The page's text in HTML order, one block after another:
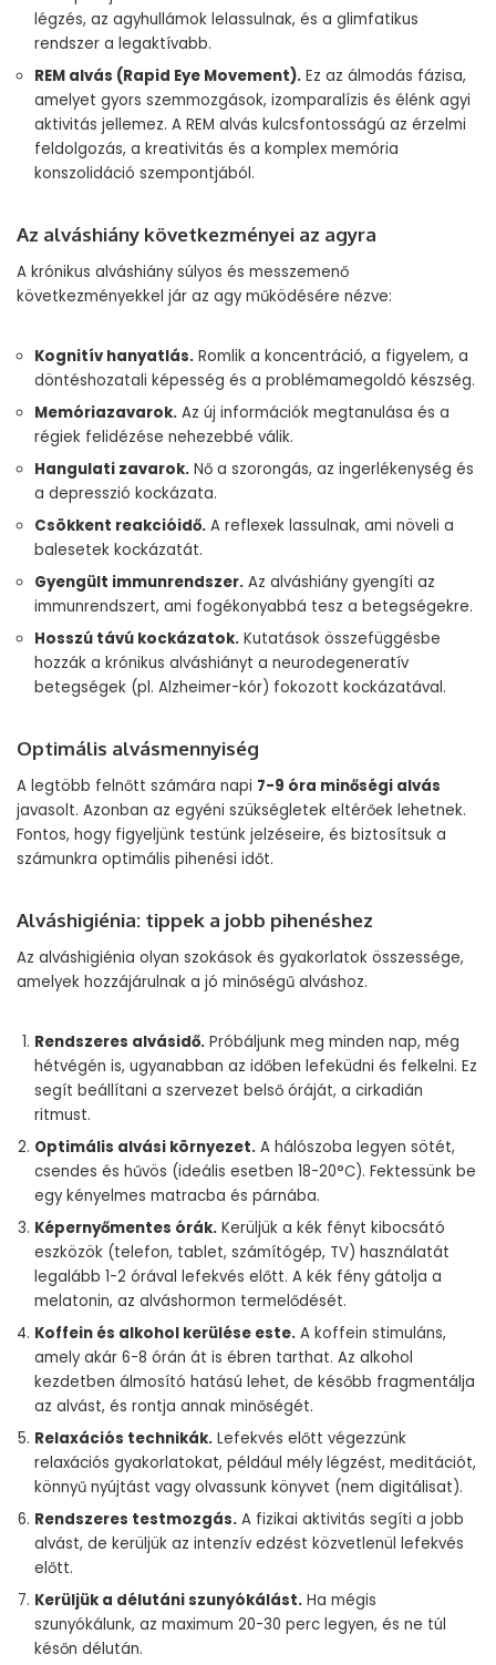
légzés, az agyhullámok lelassulnak, és a glimfatikus
rendszer a legaktívabb.
REM alvás (Rapid Eye Movement). Ez az álmodás fázisa,
amelyet gyors szemmozgások, izomparalízis és élénk agyi
aktivitás jellemez. A REM alvás kulcsfontosságú az érzelmi
feldolgozás, a kreativitás és a komplex memória
konszolidáció szempontjából.
Az alváshiány következményei az agyra
A krónikus alváshiány súlyos és messzemenő
következményekkel jár az agy működésére nézve:
Kognitív hanyatlás. Romlik a koncentráció, a figyelem, a
döntéshozatali képesség és a problémamegoldó készség.
Memóriazavarok. Az új információk megtanulása és a
régiek felidézése nehezebbé válik.
Hangulati zavarok. Nő a szorongás, az ingerlékenység és
a depresszió kockázata.
Csökkent reakcióidő. A reflexek lassulnak, ami növeli a
balesetek kockázatát.
Gyengült immunrendszer. Az alváshiány gyengíti az
immunrendszert, ami fogékonyabbá tesz a betegségekre.
Hosszú távú kockázatok. Kutatások összefüggésbe
hozzák a krónikus alváshiányt a neurodegeneratív
betegségek (pl. Alzheimer-kór) fokozott kockázatával.
Optimális alvásmennyiség
A legtöbb felnőtt számára napi 7-9 óra minőségi alvás
javasolt. Azonban az egyéni szükségletek eltérőek lehetnek.
Fontos, hogy figyeljünk testünk jelzéseire, és biztosítsuk a
számunkra optimális pihenési időt.
Alváshigiénia: tippek a jobb pihenéshez
Az alváshigiénia olyan szokások és gyakorlatok összessége,
amelyek hozzájárulnak a jó minőségű alváshoz.
Rendszeres alvásidő. Próbáljunk meg minden nap, még
hétvégén is, ugyanabban az időben lefeküdni és felkelni. Ez
segít beállítani a szervezet belső óráját, a cirkadián
ritmust.
Optimális alvási környezet. A hálószoba legyen sötét,
csendes és hűvös (ideális esetben 18-20°C). Fektessünk be
egy kényelmes matracba és párnába.
Képernyőmentes órák. Kerüljük a kék fényt kibocsátó
eszközök (telefon, tablet, számítógép, TV) használatát
legalább 1-2 órával lefekvés előtt. A kék fény gátolja a
melatonin, az alváshormon termelődését.
Koffein és alkohol kerülése este. A koffein stimuláns,
amely akár 6-8 órán át is ébren tarthat. Az alkohol
kezdetben álmosító hatású lehet, de később fragmentálja
az alvást, és rontja annak minőségét.
Relaxációs technikák. Lefekvés előtt végezzünk
relaxációs gyakorlatokat, például mély légzést, meditációt,
könnyű nyújtást vagy olvassunk könyvet (nem digitálisat).
Rendszeres testmozgás. A fizikai aktivitás segíti a jobb
alvást, de kerüljük az intenzív edzést közvetlenül lefekvés
előtt.
Kerüljük a délutáni szunyókálást. Ha mégis
szunyókálunk, az maximum 20-30 perc legyen, és ne túl
későn délután.